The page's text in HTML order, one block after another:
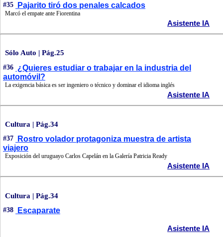
#35 Pajarito tiró dos penales calcados
Marcó el empate ante Fiorentina
Asistente IA
Sólo Auto | Pág.25
#36 ¿Quieres estudiar o trabajar en la industria del
automóvil?
La exigencia básica es ser ingeniero o técnico y dominar el idioma inglés
Asistente IA
Cultura | Pág.34
#37
Rostro volador protagoniza muestra de artista
viajero
Exposición del uruguayo Carlos Capelán en la Galería Patricia Ready
Asistente IA
Cultura | Pág.34
#38 Escaparate
Asistente IA